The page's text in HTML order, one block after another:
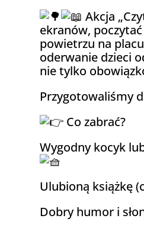
Akcja
ekranów,
powietrzu na
oderwanie dzieci
nie tylko
Przygotowaliśmy
Co zabrać?
Wygodny kocyk
Ulubioną książkę
Dobry humor i